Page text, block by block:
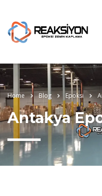
Home Blog Epoksi
Antakya